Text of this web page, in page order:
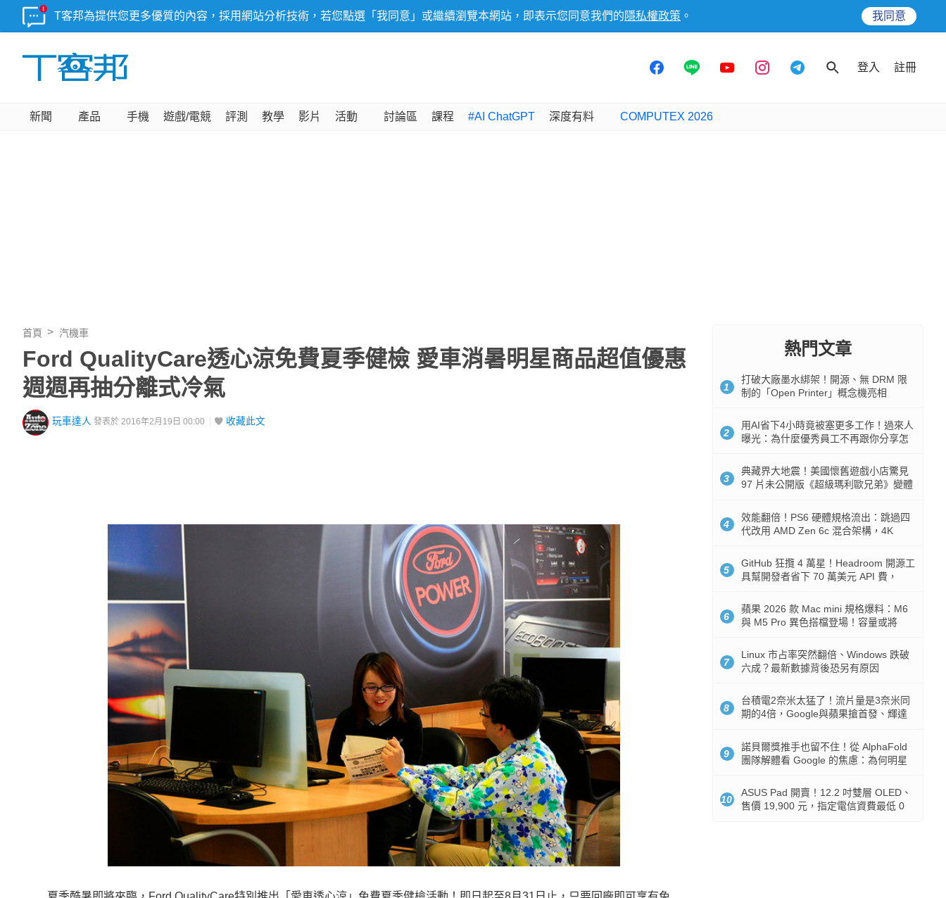
T客邦為提供您更多優質的內容，採用網站分析技術，若您點選「我同意」或繼續瀏覽本網站，即表示您同意我們的 隱私權政策 。 我同意
登入 註冊
新聞 產品 手機 遊戲/電競 評測 教學 影片 活動 討論區 課程 #AI ChatGPT 深度有料 COMPUTEX 2026
首頁 汽機車
Ford QualityCare透心涼免費夏季健檢 愛車消暑明星商品超值優惠
週週再抽分離式冷氣
玩車達人 發表於 2016年2月19日 00:00 收藏此文
熱門文章
1
打破大廠墨水綁架！開源、無 DRM 限
制的「Open Printer」概念機亮相
2
用AI省下4小時竟被塞更多工作！過來人
曝光：為什麼優秀員工不再跟你分享怎
3
典藏界大地震！美國懷舊遊戲小店驚見
97 片未公開版《超級瑪利歐兄弟》變體
4
效能翻倍！PS6 硬體規格流出：跳過四
代改用 AMD Zen 6c 混合架構，4K
5
GitHub 狂攬 4 萬星！Headroom 開源工
具幫開發者省下 70 萬美元 API 費，
6
蘋果 2026 款 Mac mini 規格爆料：M6
與 M5 Pro 異色搭檔登場！容量或將
7
Linux 市占率突然翻倍、Windows 跌破
六成？最新數據背後恐另有原因
8
台積電2奈米太猛了！流片量是3奈米同
期的4倍，Google與蘋果搶首發、輝達
9
諾貝爾獎推手也留不住！從 AlphaFold
團隊解體看 Google 的焦慮：為何明星
10
ASUS Pad 開賣！12.2 吋雙層 OLED、
售價 19,900 元，指定電信資費最低 0